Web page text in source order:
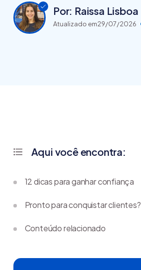
Por: Raissa Lisboa
Atualizado em29/07/2026
Aqui você encontra:
12 dicas para ganhar confiança
Pronto para conquistar clientes?
Conteúdo relacionado